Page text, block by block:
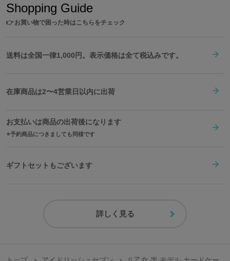
Shopping Guide
👉お買い物で困った時はこちらをチェック
送料は全国一律1,000円。表示価格は全て税込みです。
在庫商品は2〜4営業日以内に出荷
お支払いは商品の出荷後になります
予約商品につきましても同様です
ギフトセットもございます
詳しく見る